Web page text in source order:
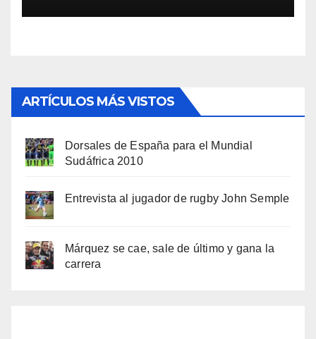
ARTÍCULOS MÁS VISTOS
Dorsales de España para el Mundial
Sudáfrica 2010
Entrevista al jugador de rugby John Semple
Márquez se cae, sale de último y gana la
carrera